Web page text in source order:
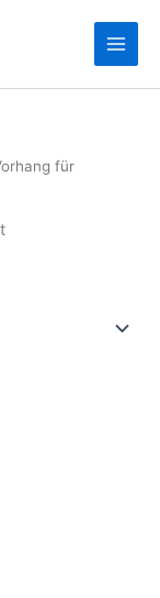
für